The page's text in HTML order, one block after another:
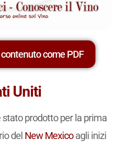
come PDF
Uniti
prodotto per la prima
del New Mexicoagli inizi